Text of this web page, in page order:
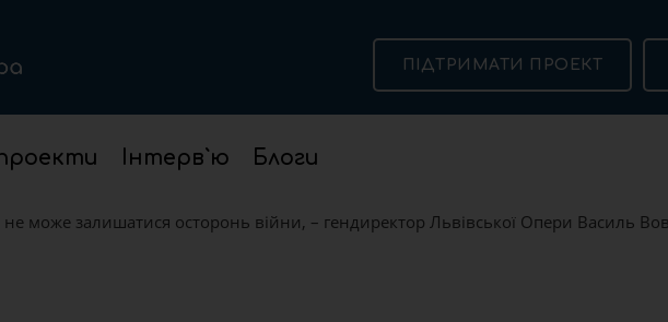
Інтерв`ю Блоги
ПІДТРИМАТИ ПРОЕКТ
може залишатися осторонь війни, – гендиректор Львівської Опери Василь